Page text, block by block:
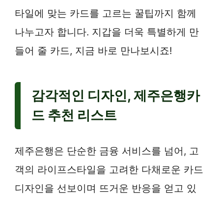
타일에 맞는 카드를 고르는 꿀팁까지 함께
나누고자 합니다. 지갑을 더욱 특별하게 만
들어 줄 카드, 지금 바로 만나보시죠!
감각적인 디자인, 제주은행카
드 추천 리스트
제주은행은 단순한 금융 서비스를 넘어, 고
객의 라이프스타일을 고려한 다채로운 카드
디자인을 선보이며 뜨거운 반응을 얻고 있